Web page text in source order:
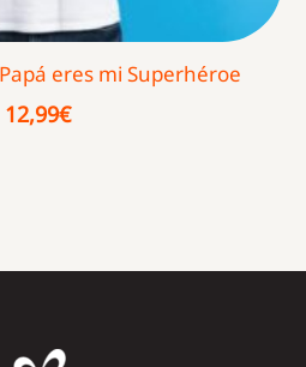
eres mi Superhéroe
12,99€